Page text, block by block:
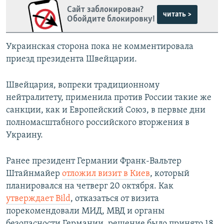
Сайт заблокирован?
Обойдите блокировку!
читать >
Украинская сторона пока не комментировала
приезд президента Швейцарии.
Швейцария, вопреки традиционному
нейтралитету, применила против России такие же
санкции, как и Европейский Союз, в первые дни
полномасштабного российского вторжения в
Украину.
Ранее президент Германии Франк-Вальтер
Штайнмайер отложил визит в Киев, который
планировался на четверг 20 октября. Как
утверждает Bild, отказаться от визита
порекомендовали МИД, МВД и органы